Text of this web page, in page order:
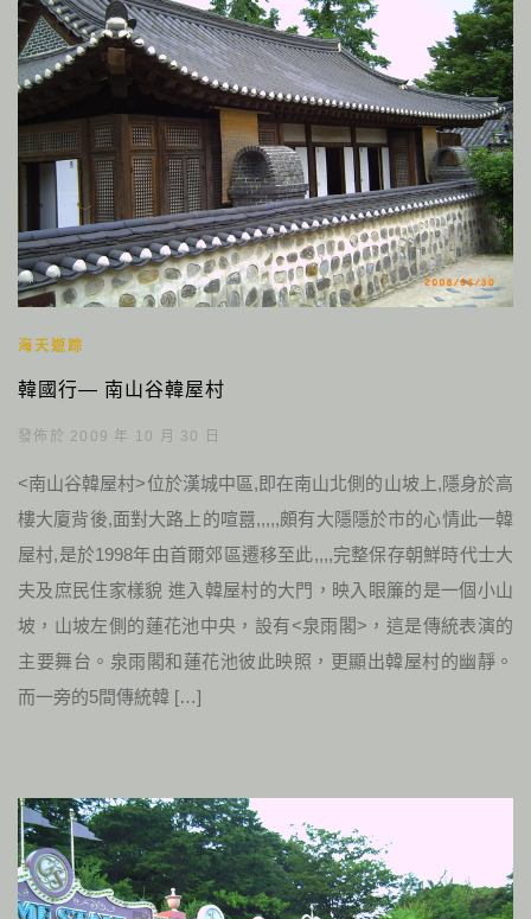
海天遊踪
韓國行— 南山谷韓屋村
發佈於 2009 年 10 月 30 日
<南山谷韓屋村>位於漢城中區,即在南山北側的山坡上,隱身於高
樓大廈背後,面對大路上的喧囂,,,,,頗有大隱隱於市的心情此一韓
屋村,是於1998年由首爾郊區遷移至此,,,,完整保存朝鮮時代士大
夫及庶民住家樣貌 進入韓屋村的大門，映入眼簾的是一個小山
坡，山坡左側的蓮花池中央，設有<泉雨閣>，這是傳統表演的
主要舞台。泉雨閣和蓮花池彼此映照，更顯出韓屋村的幽靜。
而一旁的5間傳統韓 […]